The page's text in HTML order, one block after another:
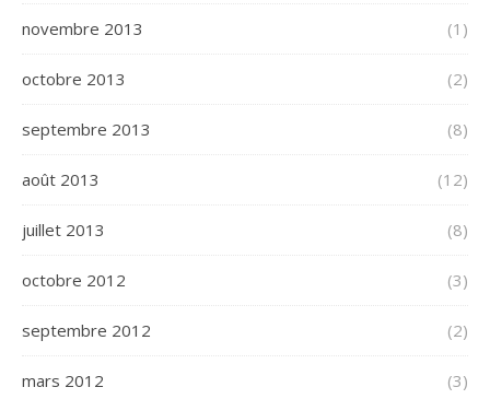
novembre 2013 (1)
octobre 2013 (2)
septembre 2013 (8)
août 2013 (12)
juillet 2013 (8)
octobre 2012 (3)
septembre 2012 (2)
mars 2012 (3)